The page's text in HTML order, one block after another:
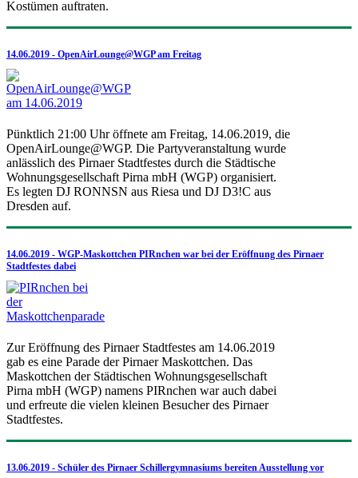
Kostümen auftraten.
14.06.2019 - OpenAirLounge@WGP am Freitag
Pünktlich 21:00 Uhr öffnete am Freitag, 14.06.2019, die
OpenAirLounge@WGP. Die Partyveranstaltung wurde
anlässlich des Pirnaer Stadtfestes durch die Städtische
Wohnungsgesellschaft Pirna mbH (WGP) organisiert.
Es legten DJ RONNSN aus Riesa und DJ D3!C aus
Dresden auf.
14.06.2019 - WGP-Maskottchen PIRnchen war bei der Eröffnung des Pirnaer
Stadtfestes dabei
Zur Eröffnung des Pirnaer Stadtfestes am 14.06.2019
gab es eine Parade der Pirnaer Maskottchen. Das
Maskottchen der Städtischen Wohnungsgesellschaft
Pirna mbH (WGP) namens PIRnchen war auch dabei
und erfreute die vielen kleinen Besucher des Pirnaer
Stadtfestes.
13.06.2019 - Schüler des Pirnaer Schillergymnasiums bereiten Ausstellung vor